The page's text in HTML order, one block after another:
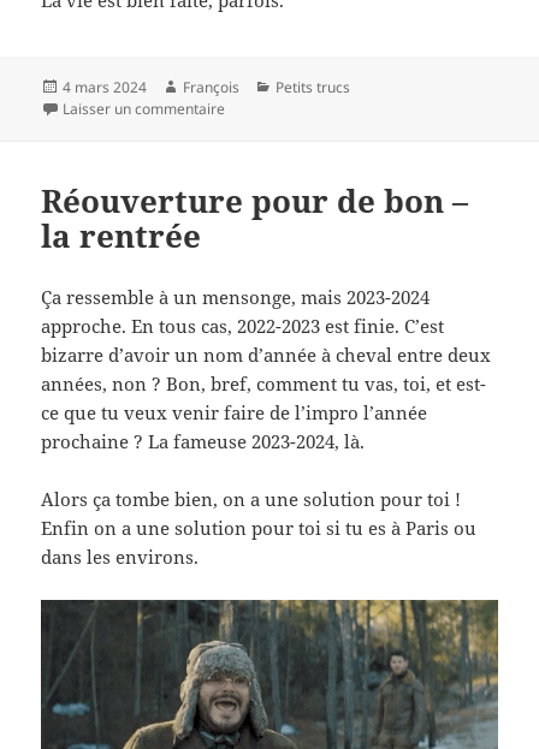
Publié
le
4 mars 2024 Auteur
François Catégories
Petits trucs
Laisser un commentaire
Réouverture pour de bon –
la rentrée
Ça ressemble à un mensonge, mais 2023-2024
approche. En tous cas, 2022-2023 est finie. C’est
bizarre d’avoir un nom d’année à cheval entre deux
années, non ? Bon, bref, comment tu vas, toi, et est-
ce que tu veux venir faire de l’impro l’année
prochaine ? La fameuse 2023-2024, là.
Alors ça tombe bien, on a une solution pour toi !
Enfin on a une solution pour toi si tu es à Paris ou
dans les environs.